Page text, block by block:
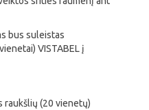
bus suleistas
VISTABEL į
raukšlių (20 vienetų)